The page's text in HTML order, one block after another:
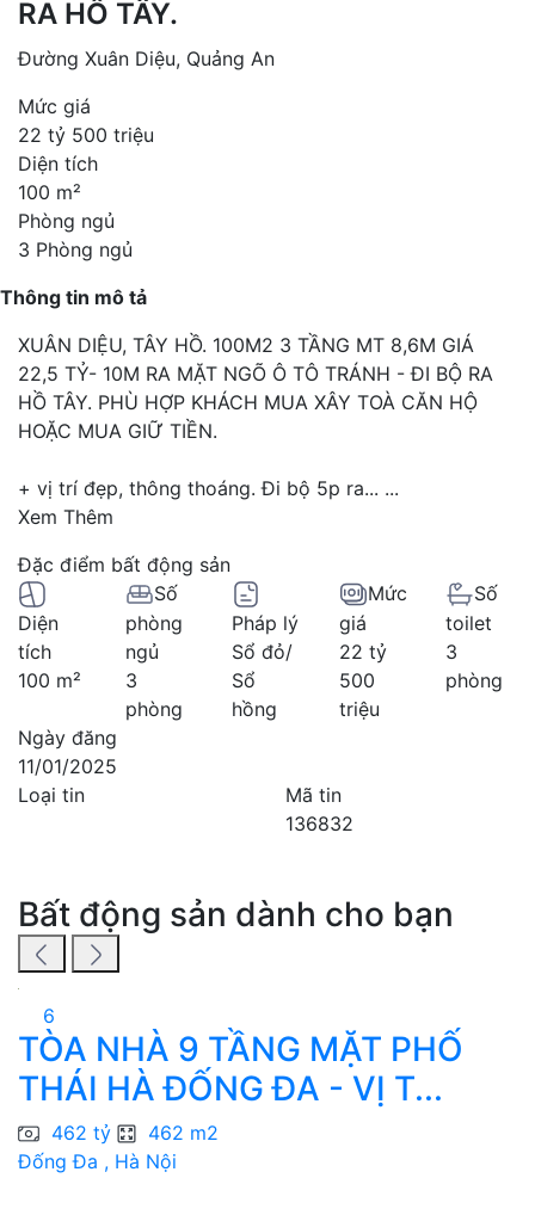
RA HỒ TÂY.
Đường Xuân Diệu, Quảng An
Mức giá
22 tỷ 500 triệu
Diện tích
100 m²
Phòng ngủ
3 Phòng ngủ
Thông tin mô tả
XUÂN DIỆU, TÂY HỒ. 100M2 3 TẦNG MT 8,6M GIÁ
22,5 TỶ- 10M RA MẶT NGÕ Ô TÔ TRÁNH - ĐI BỘ RA
HỒ TÂY. PHÙ HỢP KHÁCH MUA XÂY TOÀ CĂN HỘ
HOẶC MUA GIỮ TIỀN.
+ vị trí đẹp, thông thoáng. Đi bộ 5p ra... ...
Xem Thêm
Đặc điểm bất động sản
Diện
tích
100 m²
Số
phòng
ngủ
3
phòng
Pháp lý
Sổ đỏ/
Sổ
hồng
Mức
giá
22 tỷ
500
triệu
Số
toilet
3
phòng
Ngày đăng
11/01/2025
Loại tin
Mã tin
136832
Bất động sản dành cho bạn
6
TÒA NHÀ 9 TẦNG MẶT PHỐ
THÁI HÀ ĐỐNG ĐA - VỊ T...
462 tỷ
462 m2
Đống Đa , Hà Nội